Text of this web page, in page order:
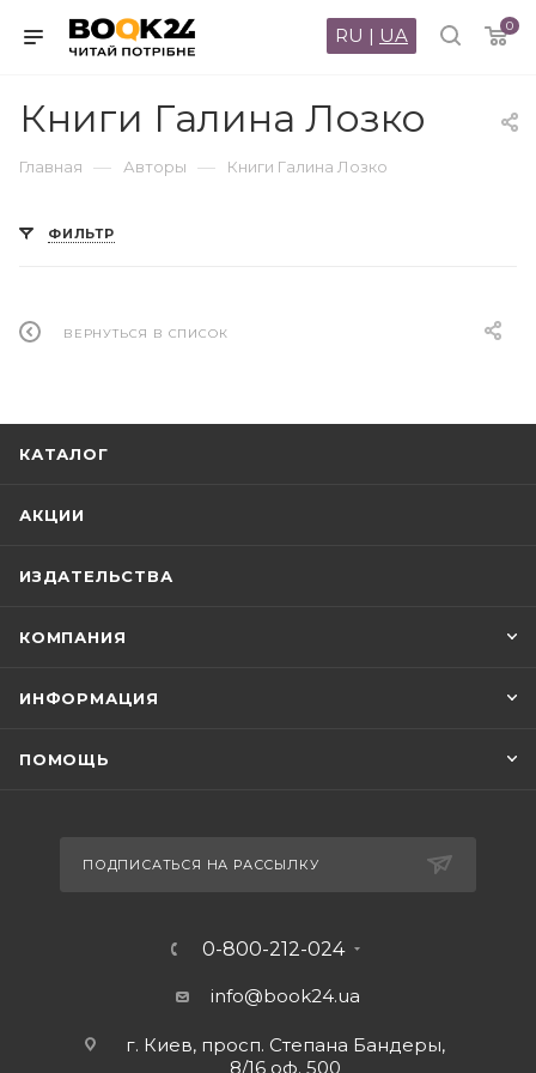
0
RU | UA
Книги Галина Лозко
Главная — Авторы — Книги Галина Лозко
ФИЛЬТР
ВЕРНУТЬСЯ В СПИСОК
КАТАЛОГ
АКЦИИ
ИЗДАТЕЛЬСТВА
КОМПАНИЯ
ИНФОРМАЦИЯ
ПОМОЩЬ
ПОДПИСАТЬСЯ НА РАССЫЛКУ
0-800-212-024
info@book24.ua
г. Киев, просп. Степана Бандеры,
8/16 оф. 500